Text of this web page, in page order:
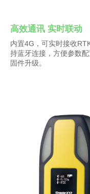
高效通讯 实时联动
内置4G，可实时接收
持蓝牙连接，方便参数
固件升级。